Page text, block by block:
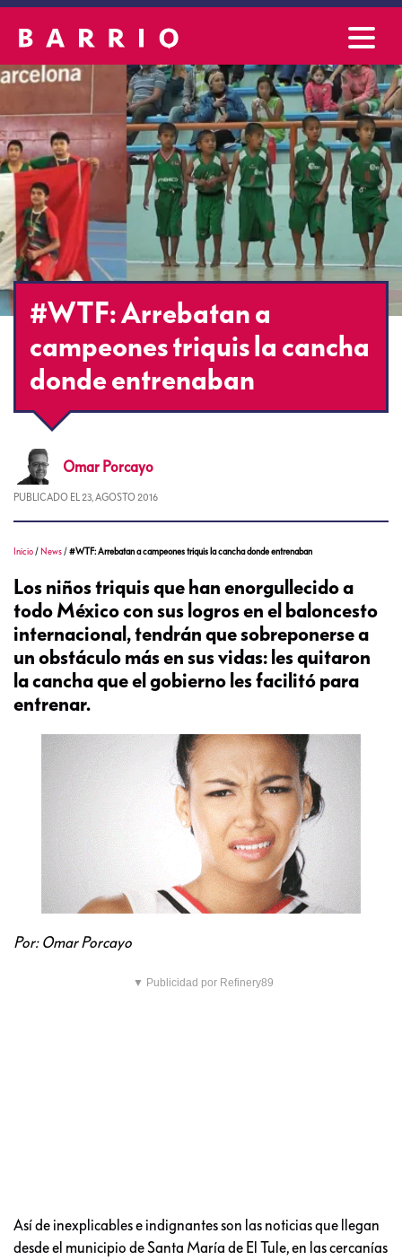
#WTF: Arrebatan a
campeones triquis la cancha
donde entrenaban
Omar Porcayo
PUBLICADO EL 23, AGOSTO 2016
Inicio / News /#WTF: Arrebatan a campeones triquis la cancha donde entrenaban
Los niños triquis que han enorgullecido a
todo México con sus logros en el baloncesto
internacional, tendrán que sobreponerse a
un obstáculo más en sus vidas: les quitaron
la cancha que el gobierno les facilitó para
entrenar.
Por: Omar Porcayo
▼ Publicidad por Refinery89
Así de inexplicables e indignantes son las noticias que llegan
desde el municipio de Santa María de El Tule, en las cercanías